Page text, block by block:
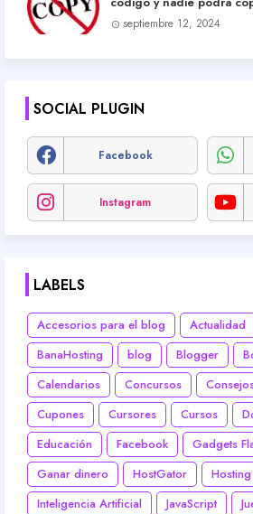
septiembre 12, 2024
SOCIAL PLUGIN
Facebook
Instagram
LABELS
Accesorios para el blog Actualidad
BanaHosting
blog Blogger
Calendarios
Concursos
Cupones
Cursores Cursos
Educación
Facebook Gadgets
Ganar dinero
HostGator
Hosting
Inteligencia Artificial
JavaScript